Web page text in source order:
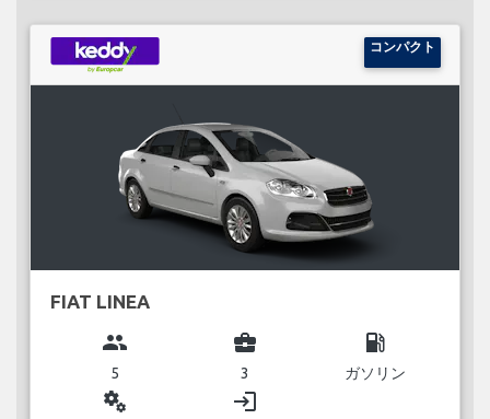
コンパクト
FIAT LINEA
group
5
business_center
3
local_gas_station
ガソリン
miscellaneous_services login